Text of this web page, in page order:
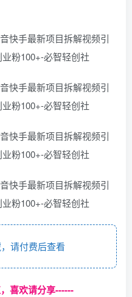
请付费后查看
喜欢请分享------